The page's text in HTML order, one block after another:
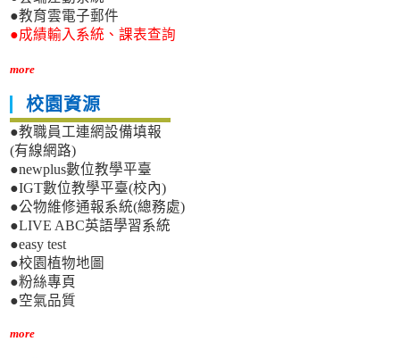
●教育雲電子郵件
●成績輸入系統、課表查詢
more
校園資源
●教職員工連網設備填報
(有線網路)
●newplus數位教學平臺
●IGT數位教學平臺(校內)
●公物維修通報系統(總務處)
●LIVE ABC英語學習系統
●easy test
●校園植物地圖
●粉絲專頁
●空氣品質
more